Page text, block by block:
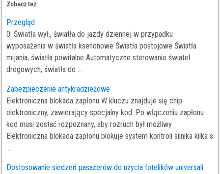
Zobacz tez:
Przegląd
0. Światła wył., światła do jazdy dziennej w przypadku
wyposażenia w światła ksenonowe Światła postojowe Światła
mijania, światła powitalne Automatyczne sterowanie świateł
drogowych, światła do ...
Zabezpieczenie antykradzieżowe
Elektroniczna blokada zapłonu W kluczu znajduje się chip
elektroniczny, zawierający specjalny kod. Po włączeniu zapłonu
kod musi zostać rozpoznany, aby rozruch był możliwy.
Elektroniczna blokada zapłonu blokuje system kontroli silnika kilka s
...
Dostosowanie siedzeń pasażerów do użycia fotelików universali